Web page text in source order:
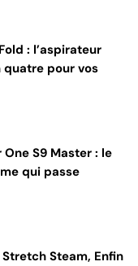
: l’aspirateur
quatre pour vos
S9 Master : le
qui passe
Steam, Enfin